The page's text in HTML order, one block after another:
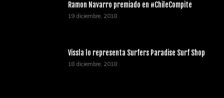
Ramon Navarro premiado en #ChileCompite
19 diciembre, 2018
Vissla lo representa Surfers Paradise Surf Shop
18 diciembre, 2018